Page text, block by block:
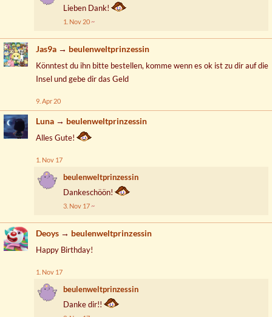
Lieben Dank!
1. Nov 20
Jas9a → beulenweltprinzessin
Könntest du ihn bitte bestellen, komme wenn es ok ist zu dir auf die
Insel und gebe dir das Geld
9. Apr 20
Luna → beulenweltprinzessin
Alles Gute!
1. Nov 17
beulenweltprinzessin
Dankeschöön!
3. Nov 17
Deoys → beulenweltprinzessin
Happy Birthday!
1. Nov 17
beulenweltprinzessin
Danke dir!!